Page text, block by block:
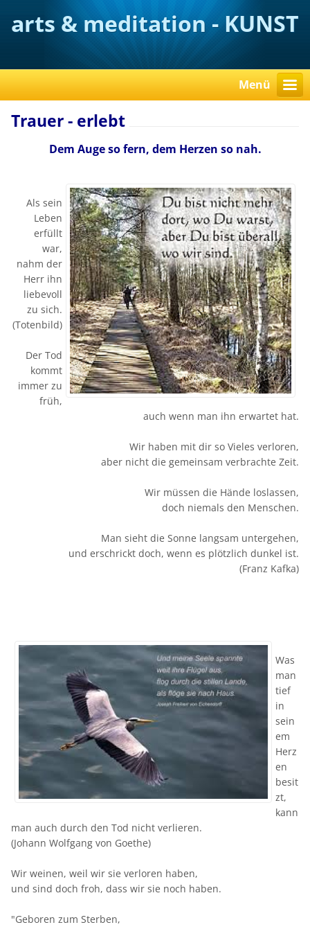
arts & meditation - KUNST
verstehen
Menü
Trauer - erlebt
Dem Auge so fern, dem Herzen so nah.
Als sein
Leben
erfüllt
war,
nahm der
Herr ihn
liebevoll
zu sich.
(Totenbild)
Der Tod
kommt
immer zu
früh,
auch wenn man ihn erwartet hat.
Wir haben mit dir so Vieles verloren,
aber nicht die gemeinsam verbrachte Zeit.
Wir müssen die Hände loslassen,
doch niemals den Menschen.
Man sieht die Sonne langsam untergehen,
und erschrickt doch, wenn es plötzlich dunkel ist.
(Franz Kafka)
Was
man
tief
in
sein
em
Herz
en
besit
zt,
kann
man auch durch den Tod nicht verlieren.
(Johann Wolfgang von Goethe)
Wir weinen, weil wir sie verloren haben,
und sind doch froh, dass wir sie noch haben.
"Geboren zum Sterben,